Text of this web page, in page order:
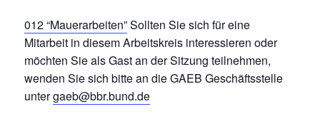
012 “Mauerarbeiten”Sollten Sie sich für eine
Mitarbeit in diesem Arbeitskreis interessieren oder
möchten Sie als Gast an der Sitzung teilnehmen,
wenden Sie sich bitte an die GAEB Geschäftsstelle
untergaeb@bbr.bund.de